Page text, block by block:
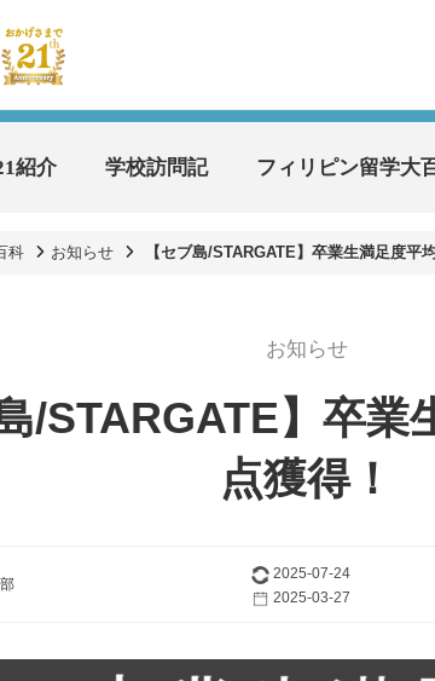
紹介 学校訪問記 フィリピン留学大
科 お知らせ 【セブ島/STARGATE】卒業生満足度平
お知らせ
/STARGATE】卒
点獲得！
2025-07-24
2025-03-27